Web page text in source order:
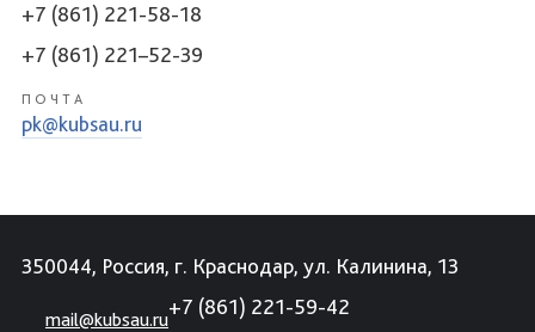
+7 (861) 221-58-18
+7 (861) 221–52-39
ПОЧТА
pk@kubsau.ru
350044, Россия, г. Краснодар, ул. Калинина, 13
mail@kubsau.ru
+7 (861) 221-59-42